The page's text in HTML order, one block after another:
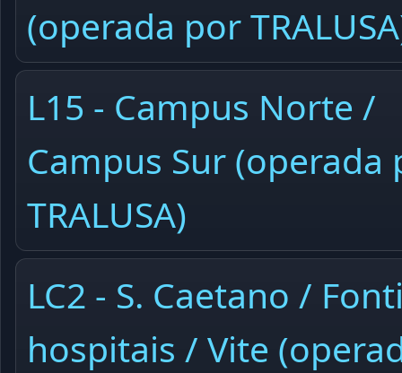
(operada por
L15 - Campus Norte /
Campus Sur (operada
TRALUSA)
LC2 - S. Caetano /
hospitais / Vite